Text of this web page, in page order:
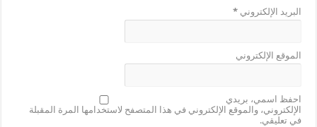
البريد الإلكتروني*
الموقع الإلكتروني
احفظ اسمي، بريدي
الإلكتروني، والموقع الإلكتروني في هذا المتصفح لاستخدامها المرة المقبلة
في تعليقي.